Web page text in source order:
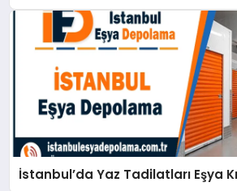
İstanbul’da Yaz Tadilatları Eşya